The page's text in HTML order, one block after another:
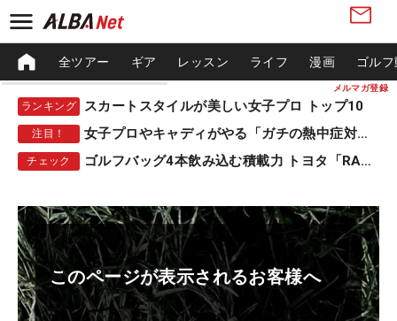
メルマガ登録
全ツアー ギア レッスン ライフ 漫画 ゴル
ランキング スカートスタイルが美しい女子プロ トップ10
注目！ 女子プロやキャディがやる「ガチの熱中症対策」
チェック ゴルフバッグ4本飲み込む積載力 トヨタ「RAV4」
このページが表示されるお客様へ